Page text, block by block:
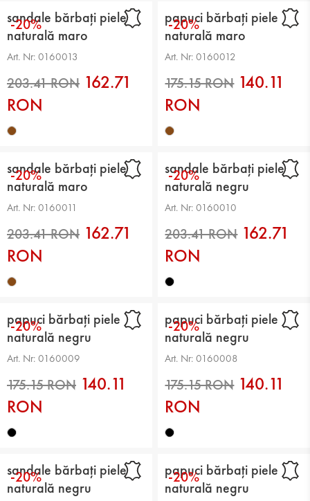
197.75 RON 214.71 RON
-20%
sandale bărbați piele
naturală maro
Art. Nr: 0160013
203.41 RON
162.71
RON
-20%
papuci bărbați piele
naturală maro
Art. Nr: 0160012
175.15 RON
140.11
RON
-20%
sandale bărbați piele
naturală maro
Art. Nr: 0160011
162.71
RON
-20%
sandale bărbați piele
naturală negru
Art. Nr: 0160010
162.71
RON
-20%
papuci bărbați piele
naturală negru
Art. Nr: 0160009
140.11
RON
-20%
papuci bărbați piele
naturală negru
Art. Nr: 0160008
140.11
RON
-20%
sandale bărbați piele
naturală negru
-20%
papuci bărbați piele
naturală negru